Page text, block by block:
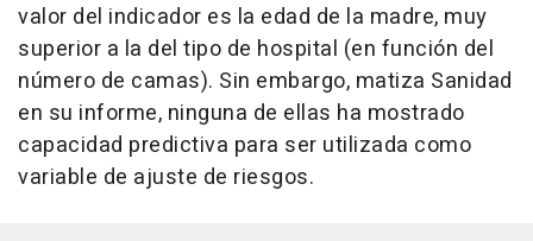
valor del indicador es la edad de la madre, muy
superior a la del tipo de hospital (en función del
número de camas). Sin embargo, matiza Sanidad
en su informe, ninguna de ellas ha mostrado
capacidad predictiva para ser utilizada como
variable de ajuste de riesgos.